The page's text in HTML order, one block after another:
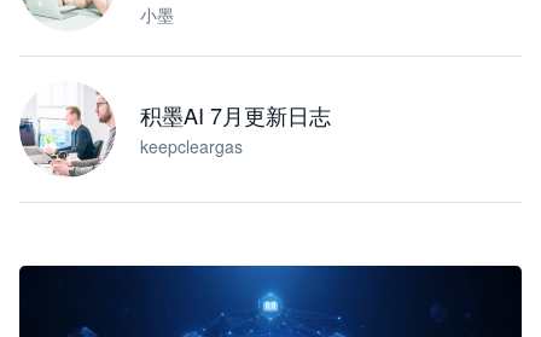
小墨
积墨AI 7月更新日志
keepcleargas